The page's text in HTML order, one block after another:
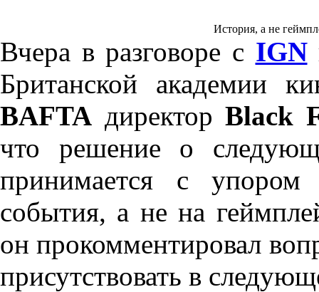
История, а не
Вчера в разговоре с IGN
Британской академии
BAFTA директор Black
что решение о
принимается с упором
события, а не на
он прокомментировал
присутствовать в